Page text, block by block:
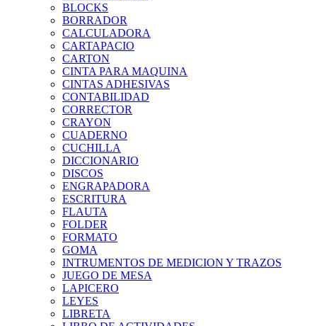
BLOCKS
BORRADOR
CALCULADORA
CARTAPACIO
CARTON
CINTA PARA MAQUINA
CINTAS ADHESIVAS
CONTABILIDAD
CORRECTOR
CRAYON
CUADERNO
CUCHILLA
DICCIONARIO
DISCOS
ENGRAPADORA
ESCRITURA
FLAUTA
FOLDER
FORMATO
GOMA
INTRUMENTOS DE MEDICION Y TRAZOS
JUEGO DE MESA
LAPICERO
LEYES
LIBRETA